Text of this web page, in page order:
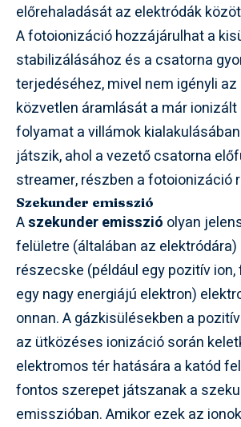
előrehaladását az elektródák
A fotoionizáció hozzájárulhat a
stabilizálásához és a csatorna
terjedéséhez, mivel nem igényli
közvetlen áramlását a már ionizált
folyamat a villámok
játszik, ahol a vezető csatorna
streamer, részben a fotoionizáció
Szekunder emisszió
Aszekunder emisszió olyan
felületre (általában az
részecske (például egy pozitív
egy nagy energiájú elektron)
onnan. A gázkisülésekben a
az ütközéses ionizáció során
elektromos tér hatására a katód
fontos szerepet játszanak a
emisszióban. Amikor ezek az